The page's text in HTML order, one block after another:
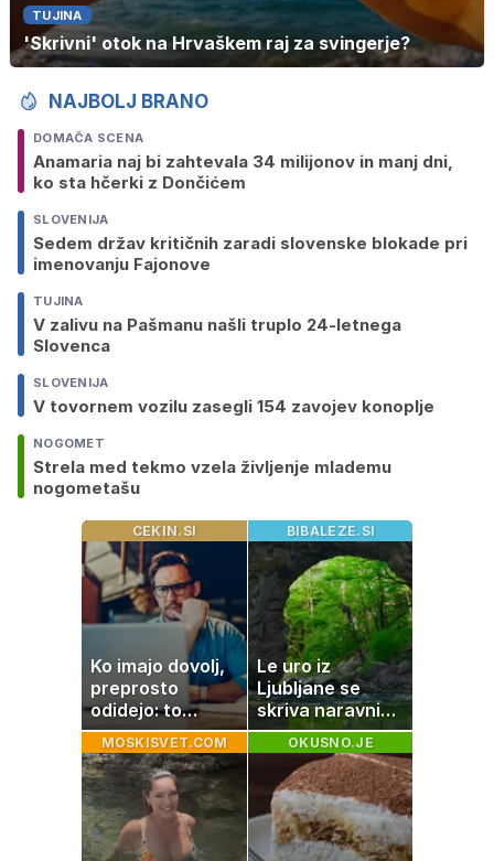
TUJINA
'Skrivni' otok na Hrvaškem raj za svingerje?
NAJBOLJ BRANO
DOMAČA SCENA
Anamaria naj bi zahtevala 34 milijonov in manj dni,
ko sta hčerki z Dončićem
SLOVENIJA
Sedem držav kritičnih zaradi slovenske blokade pri
imenovanju Fajonove
TUJINA
V zalivu na Pašmanu našli truplo 24-letnega
Slovenca
SLOVENIJA
V tovornem vozilu zasegli 154 zavojev konoplje
NOGOMET
Strela med tekmo vzela življenje mlademu
nogometašu
CEKIN.SI
Ko imajo dovolj,
preprosto
odidejo: to
znamenje
najpogosteje da
odpoved
BIBALEZE.SI
Le uro iz
Ljubljane se
skriva naravni
čudež, ki je kot
ustvarjen za
družinski izlet
MOSKISVET.COM OKUSNO.JE